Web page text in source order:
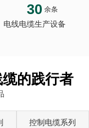
30 余条
电线电缆生产设备
的践行者
控制电缆系列